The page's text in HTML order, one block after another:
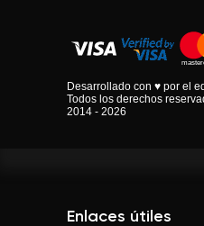
Desarrollado con ♥ por el
Todos los derechos
2014 - 2026
Enlaces útiles